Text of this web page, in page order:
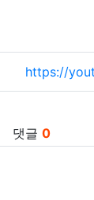
관련자료
https://
댓글 0